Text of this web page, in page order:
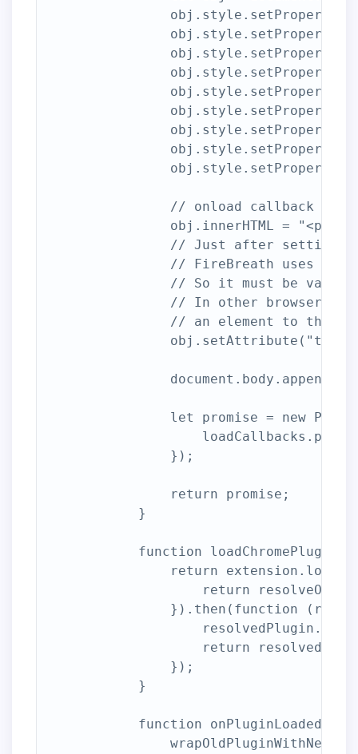
// onload callback
obj.innerHTML =
// Just after setting
// FireBreath uses
// So it must be
// In other browsers
// an element to the
let promise = new
                });
                return promise;
            }
function loadChromePlugin()
return
return
}).then(function
return
                });
            }
function